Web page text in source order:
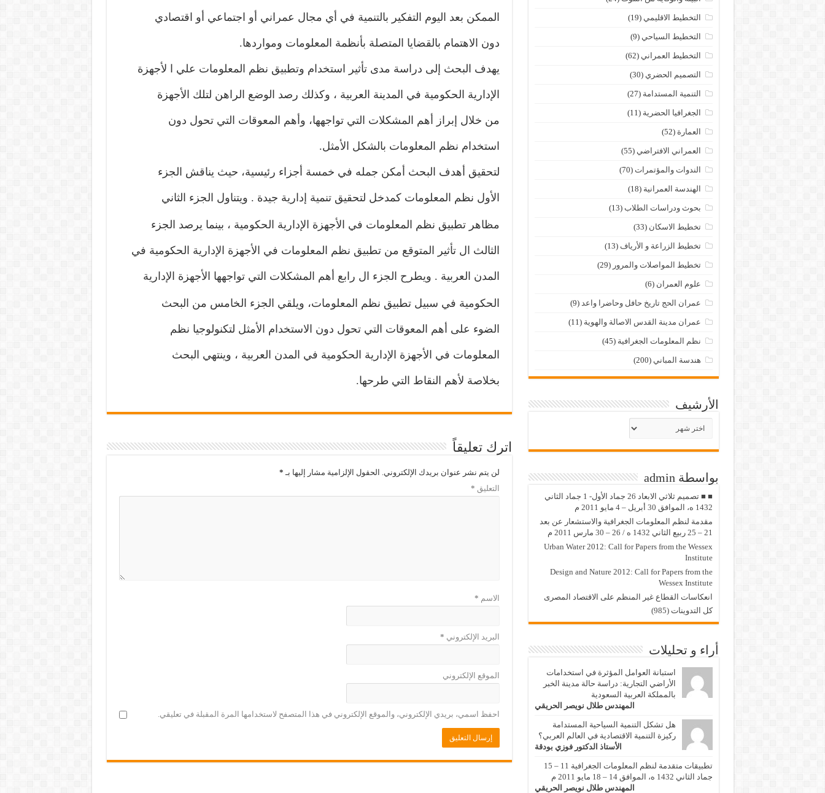
الممكن بعد اليوم التفكير بالتنمية في أي مجال عمراني أو اجتماعي أو اقتصادي
دون الاهتمام بالقضايا المتصلة بأنظمة المعلومات ومواردها.
يهدف البحث إلى دراسة مدى تأثير استخدام وتطبيق نظم المعلومات علي ا لأجهزة
الإدارية الحكومية في المدينة العربية ، وكذلك رصد الوضع الراهن لتلك الأجهزة
من خلال إبراز أهم المشكلات التي تواجهها، وأهم المعوقات التي تحول دون
استخدام نظم المعلومات بالشكل الأمثل.
لتحقيق أهدف البحث أمكن جمله في خمسة أجزاء رئيسية، حيث يناقش الجزء
الأول نظم المعلومات كمدخل لتحقيق تنمية إدارية جيدة . ويتناول الجزء الثاني
مظاهر تطبيق نظم المعلومات في الأجهزة الإدارية الحكومية ، بينما يرصد الجزء
الثالث ال تأثير المتوقع من تطبيق نظم المعلومات في الأجهزة الإدارية الحكومية في
المدن العربية . ويطرح الجزء ال رابع أهم المشكلات التي تواجهها الأجهزة الإدارية
الحكومية في سبيل تطبيق نظم المعلومات، ويلقي الجزء الخامس من البحث
الضوء على أهم المعوقات التي تحول دون الاستخدام الأمثل لتكنولوجيا نظم
المعلومات في الأجهزة الإدارية الحكومية في المدن العربية ، وينتهي البحث
بخلاصة لأهم النقاط التي طرحها.
اترك تعليقاً
لن يتم نشر عنوان بريدك الإلكتروني. الحقول الإلزامية مشار إليها بـ *
التعليق *
الاسم *
البريد الإلكتروني *
الموقع الإلكتروني
احفظ اسمي، بريدي الإلكتروني، والموقع الإلكتروني في هذا المتصفح لاستخدامها المرة المقبلة في تعليقي.
التخطيط الاقليمي (19)
التخطيط السياحي (9)
التخطيط العمراني (62)
التصميم الحضري (30)
التنمية المستدامة (27)
الجغرافيا الحضرية (11)
العمارة (52)
العمراني الافتراضي (55)
الندوات والمؤتمرات (70)
الهندسة العمرانية (18)
بحوث ودراسات الطلاب (13)
تخطيط الاسكان (33)
تخطيط الزراعة و الأرياف (13)
تخطيط المواصلات والمرور (29)
علوم العمران (6)
عمران الحج تاريخ حافل وحاضرا واعد (9)
عمران مدينة القدس الاصالة والهوية (11)
نظم المعلومات الجغرافية (45)
هندسة المباني (200)
الأرشيف
بواسطة admin
■ ■ تصميم ثلاثي الابعاد 26 جماد الأول- 1 جماد الثاني
1432 ه، الموافق 30 أبريل – 4 مايو 2011 م
مقدمة لنظم المعلومات الجغرافية والاستشعار عن بعد
21 – 25 ربيع الثاني 1432 ه / 26 – 30 مارس 2011 م
Urban Water 2012: Call for Papers from the Wessex
Institute
Design and Nature 2012: Call for Papers from the
Wessex Institute‏
انعكاسات القطاع غير المنظم على الاقتصاد المصرى
كل التدوينات (985)
أراء و تحليلات
استبانة العوامل المؤثرة في استخدامات
الأراضي التجارية: دراسة حالة مدينة الخبر
بالمملكة العربية السعودية
المهندس طلال نويصر الحريقي
هل تشكل التنمية السياحية المستدامة
ركيزة التنمية الاقتصادية في العالم العربي؟
الأستاذ الدكتور فوزي بودقة
تطبيقات متقدمة لنظم المعلومات الجغرافية 11 – 15
جماد الثاني 1432 ه، الموافق 14 – 18 مايو 2011 م
المهندس طلال نويصر الحريقي